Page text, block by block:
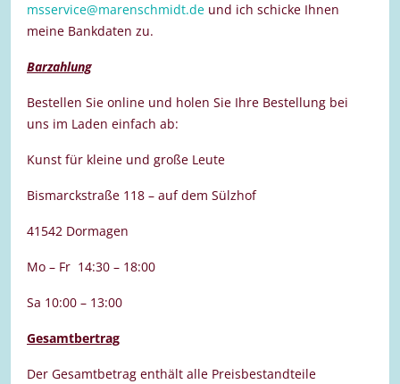
msservice@marenschmidt.de und ich schicke Ihnen
meine Bankdaten zu.
Barzahlung
Bestellen Sie online und holen Sie Ihre Bestellung bei
uns im Laden einfach ab:
Kunst für kleine und große Leute
Bismarckstraße 118 – auf dem Sülzhof
41542 Dormagen
Mo – Fr 14:30 – 18:00
Sa 10:00 – 13:00
Gesamtbertrag
Der Gesamtbetrag enthält alle Preisbestandteile